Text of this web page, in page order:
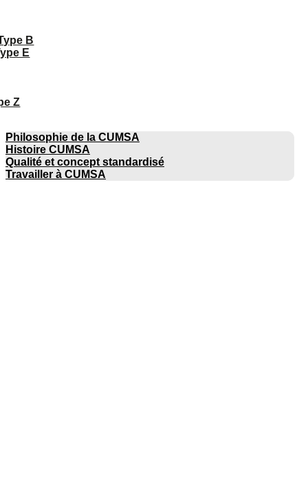
B
E
Z
Philosophie de la CUMSA
Histoire CUMSA
Qualité et concept standardisé
Travailler à CUMSA